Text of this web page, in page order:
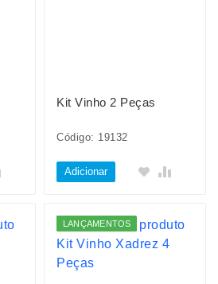
Kit Vinho 2 Peças
Código: 19132
Adicionar
LANÇAMENTOS